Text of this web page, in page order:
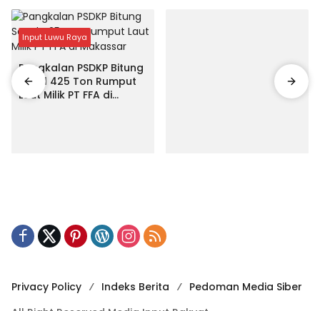
Input Luwu Raya
Pangkalan PSDKP Bitung
Segel 425 Ton Rumput
Laut Milik PT FFA di
Privacy Policy Indeks Berita
Pedoman Media Siber